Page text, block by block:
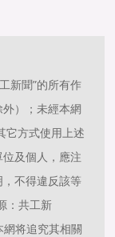
新聞”的所有作
）；未經本網
它方式使用上述
及個人，應注
不得違反該等
：共工新
網将追究其相關